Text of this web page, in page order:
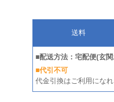
送料
■配送方法：宅配便(玄
■代引不可
代金引換はご利用にな